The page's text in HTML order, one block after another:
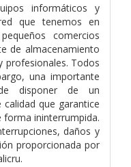
informáticos y
que tenemos en
comercios
de almacenamiento
profesionales. Todos
una importante
disponer de un
que garantice
ininterrumpida.
daños y
proporcionada por